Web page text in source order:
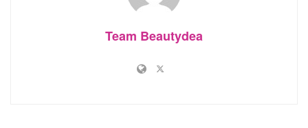
Team Beautydea